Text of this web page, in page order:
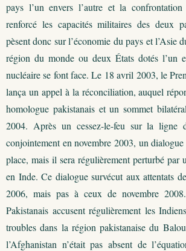
pays l’un envers l’autre et la
renforcé les capacités militaires des deux
pèsent donc sur l’économie du pays et l’Asie
région du monde ou deux États dotés l’un
nucléaire se font face. Le 18 avril 2003, le
lança un appel à la réconciliation, auquel
homologue pakistanais et un sommet
2004. Après un cessez-le-feu sur la ligne
conjointement en novembre 2003, un
place, mais il sera régulièrement perturbé par
en Inde. Ce dialogue survécut aux attentats
2006, mais pas à ceux de novembre
Pakistanais accusent régulièrement les
troubles dans la région pakistanaise du
l’Afghanistan n’était pas absent de